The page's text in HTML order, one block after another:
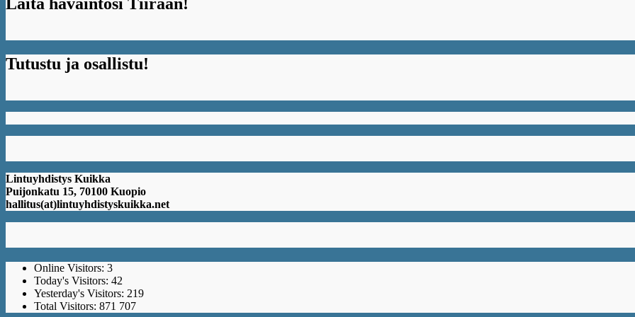
Tutustu ja osallistu!
Lintuyhdistys Kuikka
Puijonkatu 15, 70100 Kuopio
hallitus(at)lintuyhdistyskuikka.net
Online Visitors: 3
Today's Visitors: 42
Yesterday's Visitors: 219
Total Visitors: 871 707